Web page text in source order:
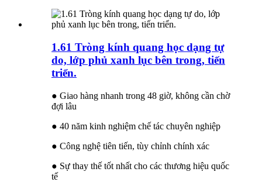
1.61 Tròng kính quang học dạng tự
do, lớp phủ xanh lục bên trong, tiến
triển.
● Giao hàng nhanh trong 48 giờ, không cần chờ
đợi lâu
● 40 năm kinh nghiệm chế tác chuyên nghiệp
● Công nghệ tiên tiến, tùy chỉnh chính xác
● Sự thay thế tốt nhất cho các thương hiệu quốc
tế